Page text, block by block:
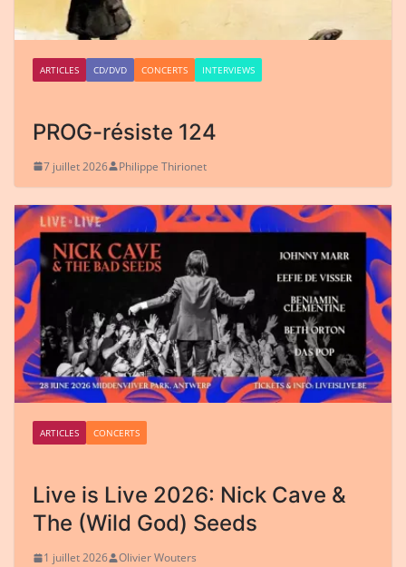
ARTICLES CD/DVD CONCERTS INTERVIEWS
PROG-résiste 124
7 juillet 2026 Philippe Thirionet
ARTICLES CONCERTS
Live is Live 2026: Nick Cave &
The (Wild God) Seeds
1 juillet 2026 Olivier Wouters